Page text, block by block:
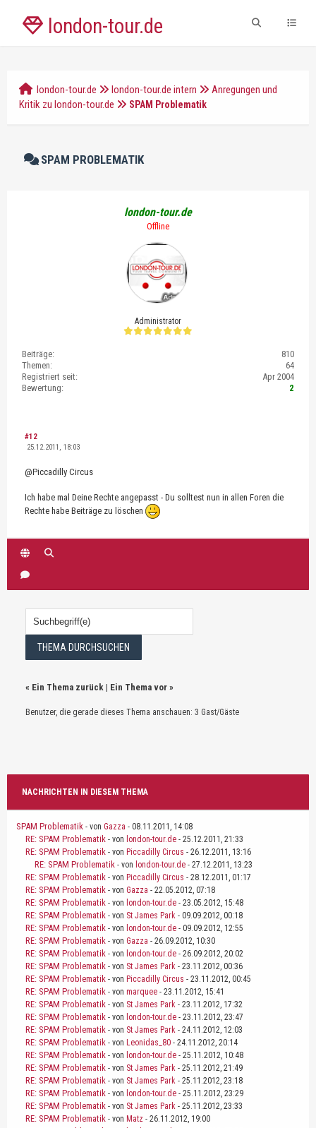
london-tour.de
london-tour.de london-tour.de intern
Anregungen und
Kritik zu london-tour.de
SPAM Problematik
SPAM PROBLEMATIK
london-tour.de
Offline
Administrator
Beiträge:
810
Themen:
64
Registriert seit:
Apr 2004
Bewertung:
2
#12
25.12.2011, 18:03
@Piccadilly Circus
Ich habe mal Deine Rechte angepasst - Du solltest nun in allen Foren die
Rechte habe Beiträge zu löschen
« Ein Thema zurück | Ein Thema vor »
Benutzer, die gerade dieses Thema anschauen: 3 Gast/Gäste
NACHRICHTEN IN DIESEM THEMA
SPAM Problematik - von Gazza - 08.11.2011, 14:08
RE: SPAM Problematik - von london-tour.de - 25.12.2011, 21:33
RE: SPAM Problematik - von Piccadilly Circus - 26.12.2011, 13:16
RE: SPAM Problematik - von london-tour.de - 27.12.2011, 13:23
RE: SPAM Problematik - von Piccadilly Circus - 28.12.2011, 01:17
RE: SPAM Problematik - von Gazza - 22.05.2012, 07:18
RE: SPAM Problematik - von london-tour.de - 23.05.2012, 15:48
RE: SPAM Problematik - von St James Park - 09.09.2012, 00:18
RE: SPAM Problematik - von london-tour.de - 09.09.2012, 12:55
RE: SPAM Problematik - von Gazza - 26.09.2012, 10:30
RE: SPAM Problematik - von london-tour.de - 26.09.2012, 20:02
RE: SPAM Problematik - von St James Park - 23.11.2012, 00:36
RE: SPAM Problematik - von Piccadilly Circus - 23.11.2012, 00:45
RE: SPAM Problematik - von marquee - 23.11.2012, 15:41
RE: SPAM Problematik - von St James Park - 23.11.2012, 17:32
RE: SPAM Problematik - von london-tour.de - 23.11.2012, 23:47
RE: SPAM Problematik - von St James Park - 24.11.2012, 12:03
RE: SPAM Problematik - von Leonidas_80 - 24.11.2012, 20:14
RE: SPAM Problematik - von london-tour.de - 25.11.2012, 10:48
RE: SPAM Problematik - von St James Park - 25.11.2012, 21:49
RE: SPAM Problematik - von St James Park - 25.11.2012, 23:18
RE: SPAM Problematik - von london-tour.de - 25.11.2012, 23:29
RE: SPAM Problematik - von St James Park - 25.11.2012, 23:33
RE: SPAM Problematik - von Matz - 26.11.2012, 19:00